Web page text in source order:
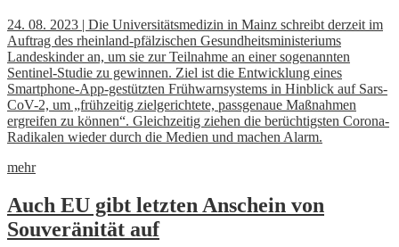
24. 08. 2023 | Die Universitätsmedizin in Mainz schreibt derzeit im
Auftrag des rheinland-pfälzischen Gesundheitsministeriums
Landeskinder an, um sie zur Teilnahme an einer sogenannten
Sentinel-Studie zu gewinnen. Ziel ist die Entwicklung eines
Smartphone-App-gestützten Frühwarnsystems in Hinblick auf Sars-
CoV-2, um „frühzeitig zielgerichtete, passgenaue Maßnahmen
ergreifen zu können“. Gleichzeitig ziehen die berüchtigsten Corona-
Radikalen wieder durch die Medien und machen Alarm.
mehr
Auch EU gibt letzten Anschein von
Souveränität auf